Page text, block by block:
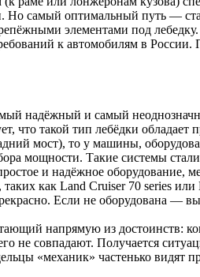
Но самый оптимальный путь —
элементами под
к автомобилям в
надёжный и самый
что такой тип лебёдки
мост), то у машины,
мощности. Такие системы
и надёжное оборудование,
таких как Land Cruiser 70 series
Если не оборудована —
напрямую из достоинств:
не совпадают. Получается
«механик» частенько